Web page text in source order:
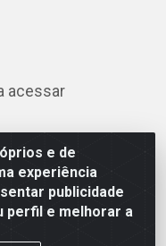
e de
experiência
publicidade
perfil e melhorar a
acessar
Souza Leite, 265 -
- CEP 57.442-000 -
06